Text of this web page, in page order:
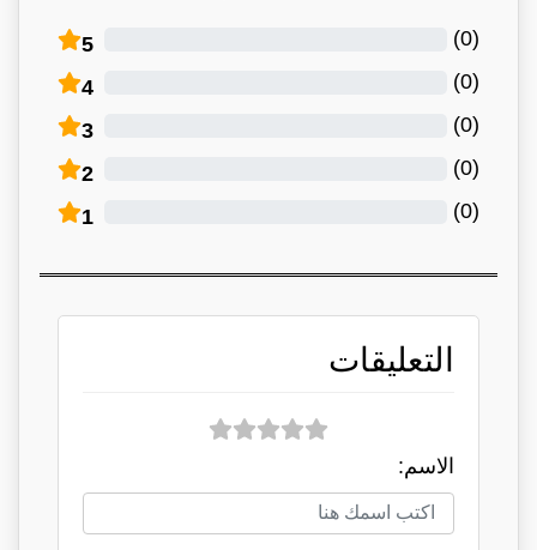
5 (
0
)
4 (
0
)
3 (
0
)
2 (
0
)
1 (
0
)
التعليقات
الاسم: